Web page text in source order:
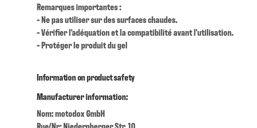
Remarques importantes :
- Ne pas utiliser sur des surfaces chaudes.
- Vérifier l'adéquation et la compatibilité avant l'utilisation.
- Protéger le produit du gel
Information on product safety
Manufacturer information:
Nom: motodox GmbH